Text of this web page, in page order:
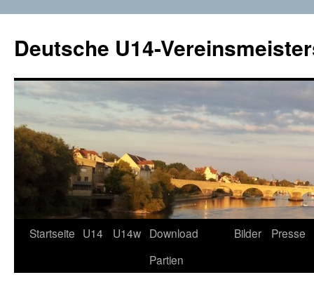
Deutsche U14-
Zum
Startseite U14 U14w Download
Partien
Bilder Presse